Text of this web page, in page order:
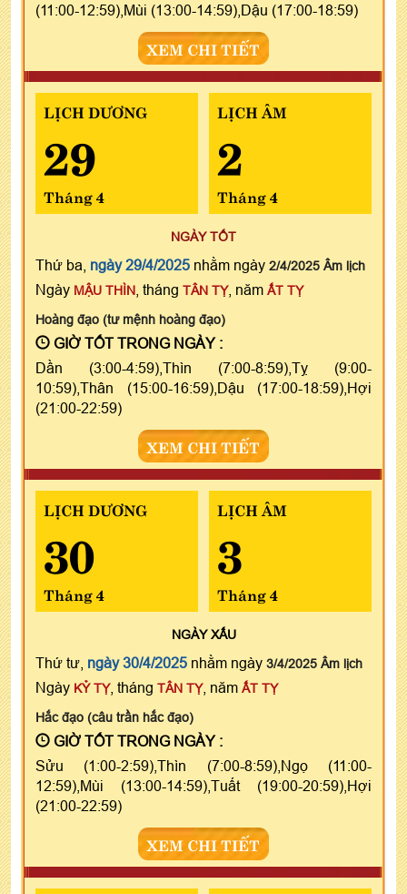
(11:00-12:59),Mùi (13:00-14:59),Dậu (17:00-18:59)
XEM CHI TIẾT
LỊCH DƯƠNG
29
Tháng 4
LỊCH ÂM
2
Tháng 4
NGÀY TỐT
Thứ ba, ngày 29/4/2025 nhằm ngày 2/4/2025 Âm lịch
Ngày MẬU THÌN , tháng TÂN TỴ, năm ẤT TỴ
Hoàng đạo (tư mệnh hoàng đạo)
GIỜ TỐT TRONG NGÀY :
Dần (3:00-4:59),Thìn (7:00-8:59),Tỵ (9:00-
10:59),Thân (15:00-16:59),Dậu (17:00-18:59),Hợi
(21:00-22:59)
XEM CHI TIẾT
LỊCH DƯƠNG
30
Tháng 4
LỊCH ÂM
3
Tháng 4
NGÀYXẤU
Thứ tư, ngày 30/4/2025 nhằm ngày 3/4/2025 Âm lịch
Ngày KỶ TỴ, tháng TÂN TỴ, năm ẤT TỴ
Hắc đạo (câu trần hắc đạo)
GIỜ TỐT TRONG NGÀY :
Sửu (1:00-2:59),Thìn (7:00-8:59),Ngọ (11:00-
12:59),Mùi (13:00-14:59),Tuất (19:00-20:59),Hợi
(21:00-22:59)
XEM CHI TIẾT